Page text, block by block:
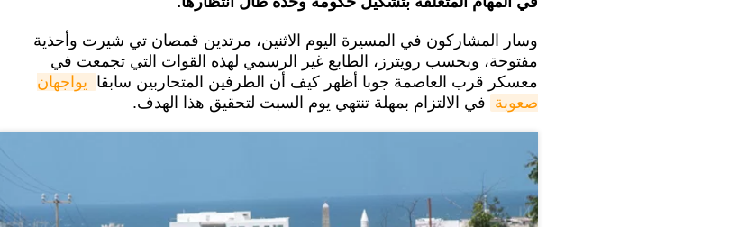
وسار المشاركون في المسيرة اليوم الاثنين، مرتدين قمصان تي شيرت وأحذية
مفتوحة، وبحسب رويترز، الطابع غير الرسمي لهذه القوات التي تجمعت في
معسكر قرب العاصمة جوبا أظهر كيف أن الطرفين المتحاربين سابقا
صعوبة في الالتزام بمهلة تنتهي يوم السبت لتحقيق هذا الهدف.